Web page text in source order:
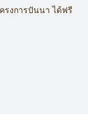
รงการปันนา ได้ฟรี